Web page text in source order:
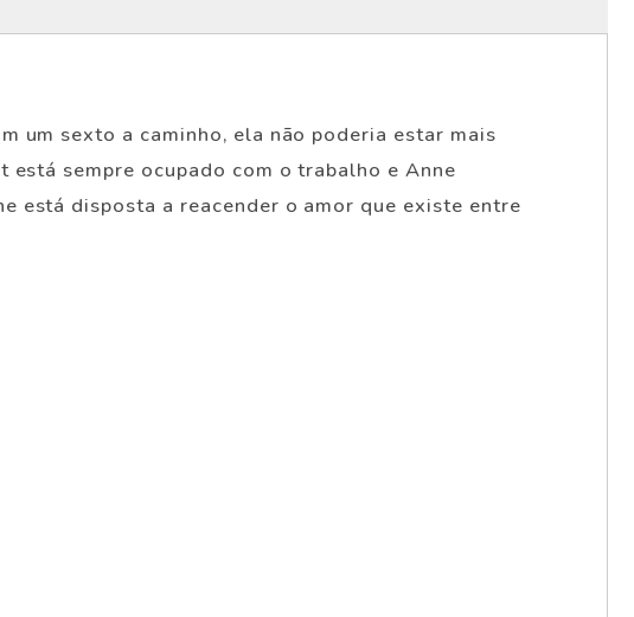
um sexto a caminho, ela não poderia estar mais
sempre ocupado com o trabalho e Anne
está disposta a reacender o amor que existe entre